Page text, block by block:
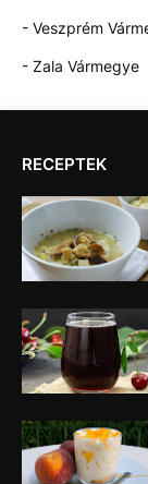
- Veszprém
- Zala Vármegye
RECEPTEK